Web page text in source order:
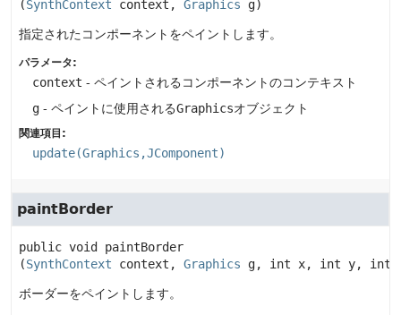
(SynthContext context, Graphics g)
指定されたコンポーネントをペイントします。
パラメータ:
context - ペイントされるコンポーネントのコンテキスト
g - ペイントに使用されるGraphicsオブジェクト
関連項目:
update(Graphics,JComponent)
paintBorder
public void
paintBorder
(SynthContext context, Graphics g, int x, int y, int
ボーダーをペイントします。